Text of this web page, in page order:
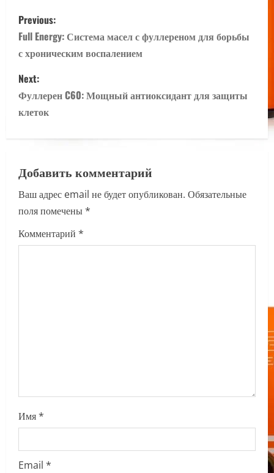
P
o
s
t
n
v
i
g
a
Previous:
Full Energy: Система масел с фуллереном для борьбы
с хроническим воспалением
Next:
Фуллерен C60: Мощный антиоксидант для защиты
клеток
Добавить комментарий
Ваш адрес email не будет опубликован. Обязательные
поля помечены*
Комментарий *
Имя*
Email *